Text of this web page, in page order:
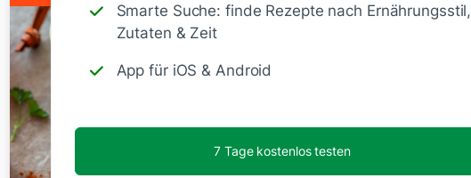
Smarte Suche: finde Rezepte nach Ernährungsstil,
Zutaten & Zeit
App für iOS & Android
7 Tage kostenlos testen